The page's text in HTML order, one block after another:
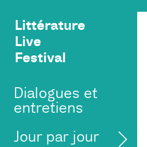
Littérature
Live
Festival
Dialogues et
entretiens
Jour par jour